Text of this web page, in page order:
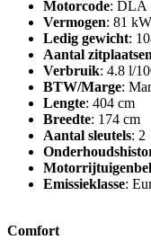
Motorcode: DLA
Vermogen: 81
Ledig gewicht:
Aantal zitplaatsen
Verbruik: 4.8 l/
BTW/Marge:
Lengte: 404 cm
Breedte: 174 cm
Aantal sleutels: 2
Emissieklasse:
Comfort